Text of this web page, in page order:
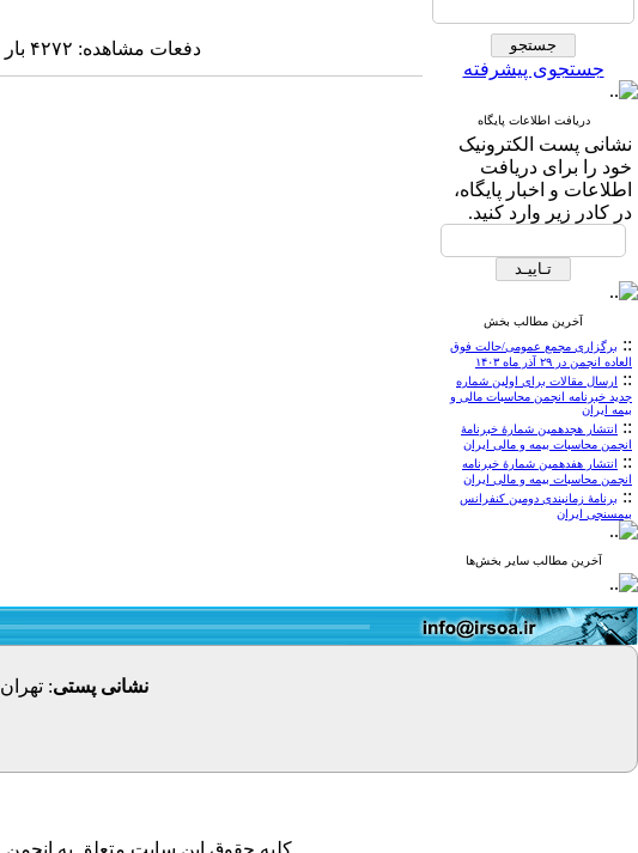
جستجوی پیشرفته
دریافت اطلاعات پایگاه
نشانی پست الکترونیک
خود را برای دریافت
اطلاعات و اخبار پایگاه،
در کادر زیر وارد کنید.
آخرین مطالب بخش
:: برگزاری مجمع عمومی/حالت فوق
العاده انجمن در ۲۹ آذر ماه ۱۴۰۳
:: ارسال مقالات برای اولین شماره
جدید خبرنامه انجمن محاسبات مالی و
بیمه ایران
:: انتشار هجدهمین شمارۀ خبرنامۀ
انجمن محاسبات بیمه و مالی ایران
:: انتشار هفدهمین شمارۀ خبرنامه
انجمن محاسبات بیمه و مالی ایران
:: برنامۀ زمانبندی دومین کنفرانس
بیمسنجی ایران
آخرین مطالب سایر بخش‌ها
دفعات مشاهده: ۴۲۷۲ بار |
نشانی پستی:
کلیه حقوق این سایت متعلق به انجمن